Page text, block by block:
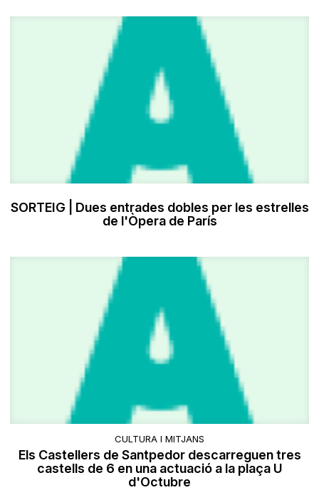
SORTEIG | Dues entrades dobles per les estrelles
de l'Òpera de París
CULTURA I MITJANS
Els Castellers de Santpedor descarreguen tres
castells de 6 en una actuació a la plaça U
d'Octubre